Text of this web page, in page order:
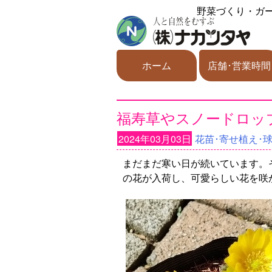
野菜づくり・ガ
ホーム 店舗･営業時間
福寿草やスノードロ
2024年03月03日 花苗･寄せ植え･
まだまだ寒い日が続いています
の花が入荷し、可愛らしい花を